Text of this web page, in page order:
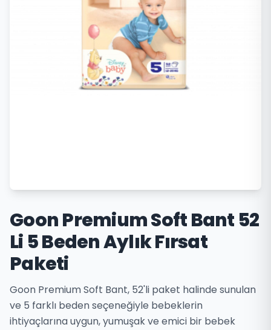
Goon Premium Soft Bant 52
Li 5 Beden Aylık Fırsat
Paketi
Goon Premium Soft Bant, 52'li paket halinde sunulan
ve 5 farklı beden seçeneğiyle bebeklerin
ihtiyaçlarına uygun, yumuşak ve emici bir bebek